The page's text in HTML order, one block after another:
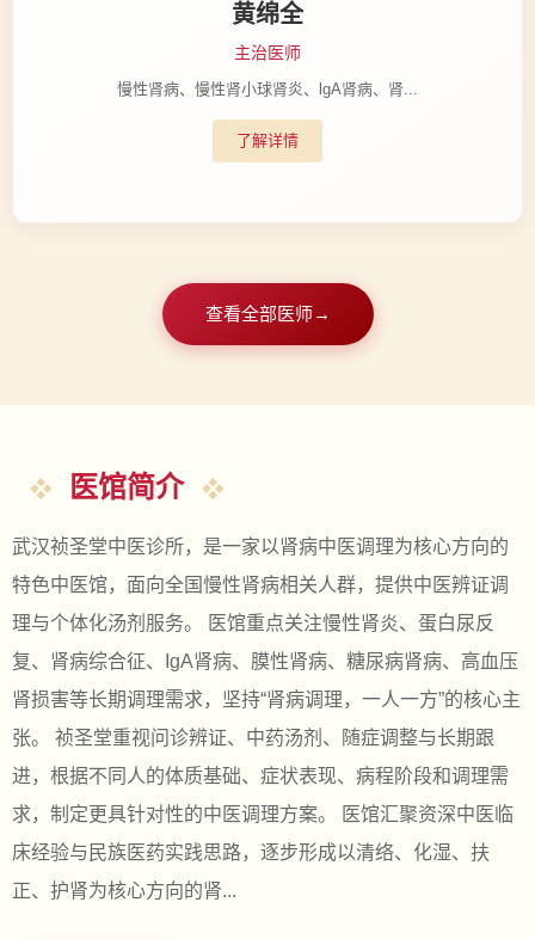
黄绵全
主治医师
慢性肾病、慢性肾小球肾炎、lgA肾病、肾...
了解详情
查看全部医师
医馆简介
武汉祯圣堂中医诊所，是一家以肾病中医调理为核心方向的
特色中医馆，面向全国慢性肾病相关人群，提供中医辨证调
理与个体化汤剂服务。 医馆重点关注慢性肾炎、蛋白尿反
复、肾病综合征、IgA肾病、膜性肾病、糖尿病肾病、高血压
肾损害等长期调理需求，坚持“肾病调理，一人一方”的核心主
张。 祯圣堂重视问诊辨证、中药汤剂、随症调整与长期跟
进，根据不同人的体质基础、症状表现、病程阶段和调理需
求，制定更具针对性的中医调理方案。 医馆汇聚资深中医临
床经验与民族医药实践思路，逐步形成以清络、化湿、扶
正、护肾为核心方向的肾...